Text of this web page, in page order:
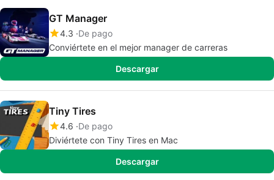
GT Manager
4.3 De pago
Conviértete en el mejor manager de carreras
Descargar
Tiny Tires
4.6 De pago
Diviértete con Tiny Tires en Mac
Descargar